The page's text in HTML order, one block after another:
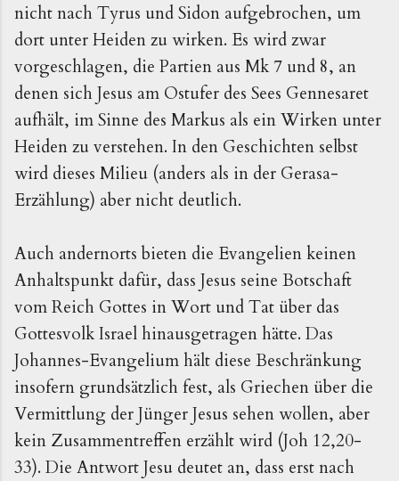
nicht nach Tyrus und Sidon aufgebrochen, um
dort unter Heiden zu wirken. Es wird zwar
vorgeschlagen, die Partien aus Mk 7 und 8, an
denen sich Jesus am Ostufer des Sees Gennesaret
aufhält, im Sinne des Markus als ein Wirken unter
Heiden zu verstehen. In den Geschichten selbst
wird dieses Milieu (anders als in der Gerasa-
Erzählung) aber nicht deutlich.
Auch andernorts bieten die Evangelien keinen
Anhaltspunkt dafür, dass Jesus seine Botschaft
vom Reich Gottes in Wort und Tat über das
Gottesvolk Israel hinausgetragen hätte. Das
Johannes-Evangelium hält diese Beschränkung
insofern grundsätzlich fest, als Griechen über die
Vermittlung der Jünger Jesus sehen wollen, aber
kein Zusammentreffen erzählt wird (Joh 12,20-
33). Die Antwort Jesu deutet an, dass erst nach